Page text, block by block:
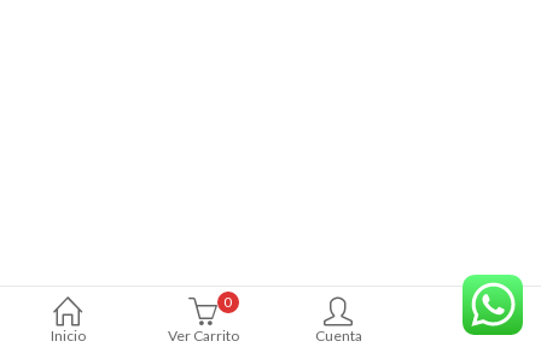
Inicio
0
Ver Carrito
Cuenta